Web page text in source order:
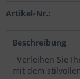
Artikel-Nr.:
Beschreibung
Verleihen Sie
mit dem